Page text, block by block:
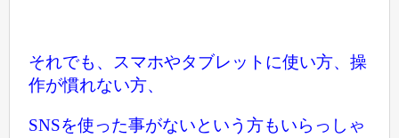
それでも、スマホやタブレットに使い方、操
作が慣れない方、
SNSを使った事がないという方もいらっしゃ